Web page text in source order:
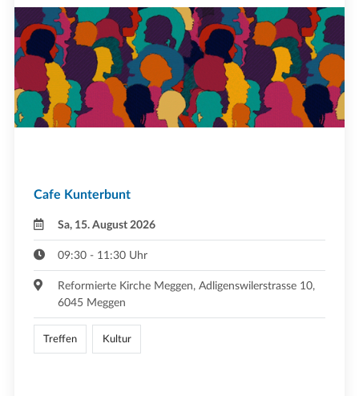
Cafe Kunterbunt
Sa, 15. August 2026
09:30 - 11:30 Uhr
Reformierte Kirche Meggen, Adligenswilerstrasse 10,
6045 Meggen
Treffen Kultur